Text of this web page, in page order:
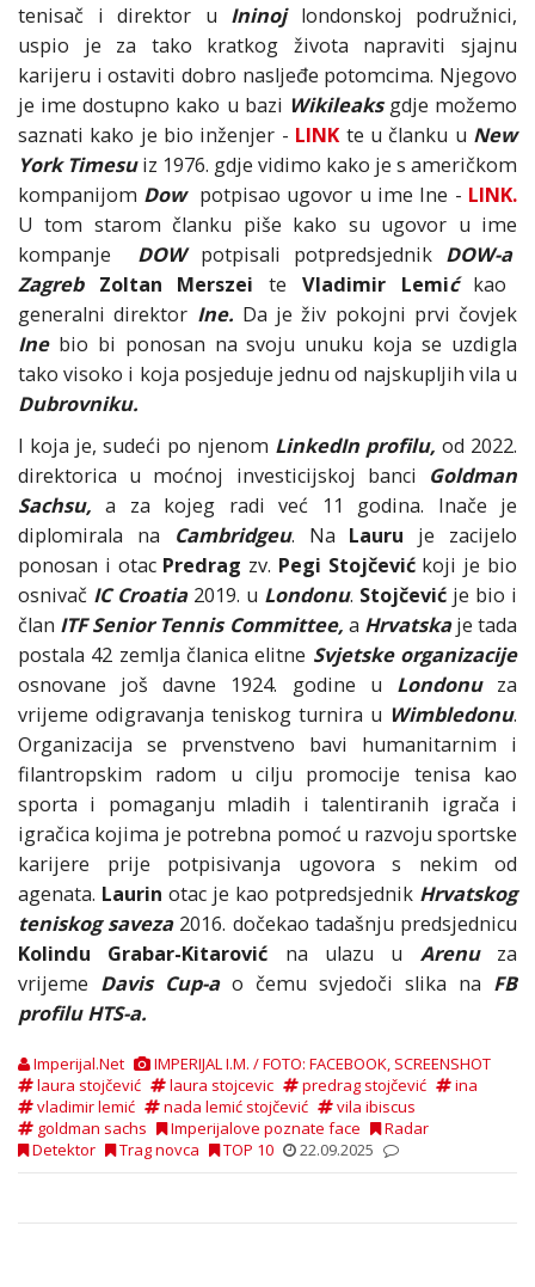
tenisač i direktor u Ininojlondonskoj podružnici,
uspio je za tako kratkog života napraviti sjajnu
karijeru i ostaviti dobro nasljeđe potomcima. Njegovo
je ime dostupno kako u bazi Wikileaksgdje možemo
saznati kako je bio inženjer - LINKte u članku u New
York Timesuiz 1976. gdje vidimo kako je s američkom
kompanijom Dow potpisao ugovor u ime Ine - LINK.
U tom starom članku piše kako su ugovor u ime
kompanje
DOWpotpisali potpredsjednikDOW-a
Zagreb Zoltan Merszeite Vladimir Lemićkao
generalni direktor Ine. Da je živ pokojni prvi čovjek
Inebio bi ponosan na svoju unuku koja se uzdigla
tako visoko i koja posjeduje jednu od najskupljih vila u
Dubrovniku.
I koja je, sudeći po njenom LinkedIn profilu, od 2022.
direktorica u moćnoj investicijskoj banci Goldman
Sachsu, a za kojeg radi već 11 godina. Inače je
diplomirala na Cambridgeu. Na Lauru je zacijelo
ponosan i otac Predrag zv. Pegi Stojčevićkoji je bio
osnivač IC Croatia 2019. u Londonu. Stojčević je bio i
član ITF Senior Tennis Committee, a Hrvatskaje tada
postala 42 zemlja članica elitne Svjetske organizacije
osnovane još davne 1924. godine u Londonuza
vrijeme odigravanja teniskog turnira u Wimbledonu.
Organizacija se prvenstveno bavi humanitarnim i
filantropskim radom u cilju promocije tenisa kao
sporta i pomaganju mladih i talentiranih igrača i
igračica kojima je potrebna pomoć u razvoju sportske
karijere prije potpisivanja ugovora s nekim od
agenata. Laurin otac je kao potpredsjednik Hrvatskog
teniskog saveza 2016. dočekao tadašnju predsjednicu
Kolindu Grabar-Kitarović na ulazu u Arenuza
vrijeme Davis Cup-a o čemu svjedoči slika na FB
profilu HTS-a.
Imperijal.Net
IMPERIJAL I.M. / FOTO: FACEBOOK, SCREENSHOT
laura stojčević
laura stojcevic predrag stojčević
ina
vladimir lemić
nada lemić stojčević
vila ibiscus
goldman sachs
Imperijalove poznate face
Radar
Detektor
Trag novca TOP 10 22.09.2025